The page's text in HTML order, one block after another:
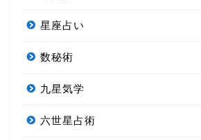
星座占い
数秘術
九星気学
六世星占術